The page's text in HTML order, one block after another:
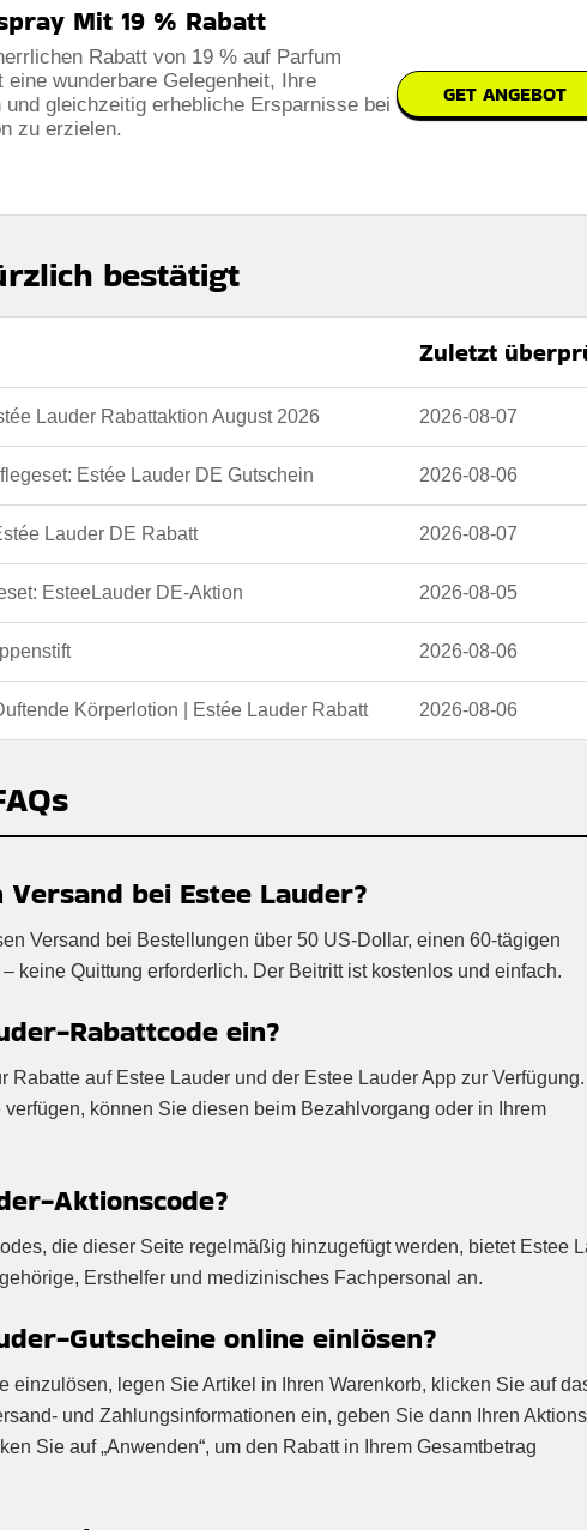
Mit 19 % Rabatt
Rabatt von 19 % auf Parfum
wunderbare Gelegenheit, Ihre
gleichzeitig erhebliche Ersparnisse bei
zu erzielen.
GET ANGEBOT
bestätigt
Zuletzt
Lauder Rabattaktion August 2026 2026-08-07
Estée Lauder DE Gutschein 2026-08-06
Lauder DE Rabatt 2026-08-07
EsteeLauder DE-Aktion 2026-08-05
2026-08-06
Körperlotion | Estée Lauder Rabatt 2026-08-06
bei Estee Lauder?
Versand bei Bestellungen über 50 US-Dollar, einen 60-tägigen
keine Quittung erforderlich. Der Beitritt ist kostenlos und einfach.
Rabattcode ein?
auf Estee Lauder und der Estee Lauder App zur Verfügung.
können Sie diesen beim Bezahlvorgang oder in Ihrem
Aktionscode?
die dieser Seite regelmäßig hinzugefügt werden, bietet Estee
Ersthelfer und medizinisches Fachpersonal an.
Gutscheine online einlösen?
einzulösen, legen Sie Artikel in Ihren Warenkorb, klicken Sie auf
und Zahlungsinformationen ein, geben Sie dann Ihren
Sie auf „Anwenden“, um den Rabatt in Ihrem Gesamtbetrag